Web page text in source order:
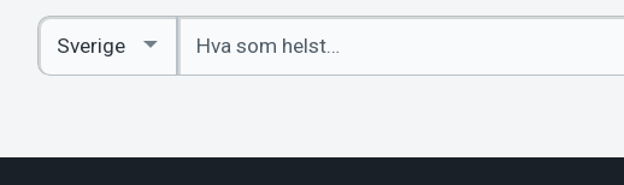
Angi
nøkkelord
Select
Country